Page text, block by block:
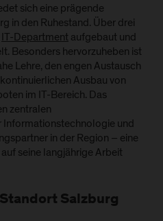
sich eine prägende
in den Ruhestand. Über drei
IT-Department aufgebaut und
Besonders hervorzuheben ist
Lehre, den engen Austausch
Ausbau von
im IT-Bereich. Das
zentralen
und
in der Region – eine
seine langjährige Arbeit
Salzburg